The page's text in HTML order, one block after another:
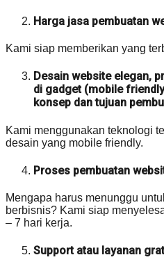
Harga jasa pembuatan
Kami siap memberikan yang
Desain website elegan,
di gadget (mobile
konsep dan tujuan
Kami menggunakan teknologi
desain yang mobile friendly.
Proses pembuatan
Mengapa harus menunggu
berbisnis? Kami siap
– 7 hari kerja.
Support atau layanan